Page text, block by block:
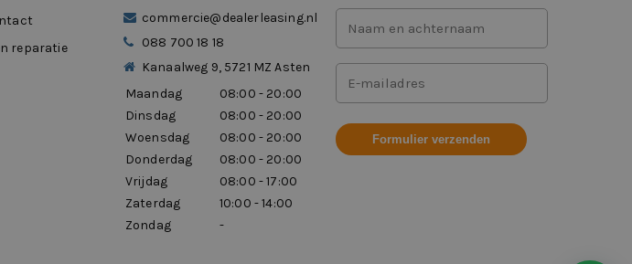
reparatie
commercie@dealerleasing.nl
088 700 18 18
Kanaalweg 9, 5721 MZ Asten
Maandag
08:00 - 20:00
Dinsdag
08:00 - 20:00
Woensdag
08:00 - 20:00
Donderdag
08:00 - 20:00
Vrijdag
08:00 - 17:00
Zaterdag
10:00 - 14:00
Zondag
-
Voor-
en
(Vereist)
Mailadres